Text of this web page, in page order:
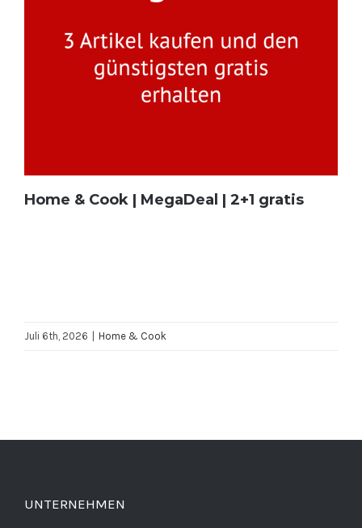
Home & Cook | MegaDeal | 2+1 gratis
Juli 6th, 2026 | Home & Cook
UNTERNEHMEN